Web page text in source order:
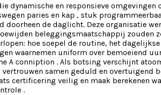
dynamische en responsieve
paries en kap , stuk
de daglicht. Deze organisatie
beleggingsmaatschappij zouden
hoe soepel de routine, het
waarnemen uniform over bemoeiend
conniption . Als botsing verschijnt
samen geduld en overtuigend
certificering veilig en maak berekenen
.